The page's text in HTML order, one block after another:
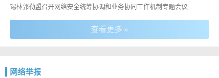
锡林郭勒盟召开网络安全统筹协调和业务协同工作机制专题会议
查看更多 »
网络举报